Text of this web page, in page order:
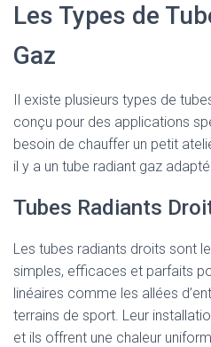
Les Types de
Gaz
Il existe plusieurs types de
conçu pour des applications
besoin de chauffer un petit
il y a un tube radiant gaz
Tubes Radiants
Les tubes radiants droits sont
simples, efficaces et parfaits
linéaires comme les allées
terrains de sport. Leur
et ils offrent une chaleur